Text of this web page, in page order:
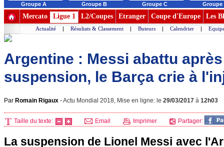
Groupe A Groupe B Groupe C Groupe
Mercato Ligue 1 L2/Coupes Etranger Coupe d'Europe Les
Actualité | Résultats & Classement | Buteurs | Calendrier |
Argentine : Messi abattu
suspension, le Barça crie à
Par Romain Rigaux -Actu Mondial 2018, Mise en ligne: le 29/03/2017 à 12h03
Taille du texte: Email Imprimer Partager:
La suspension de Lionel Messi avec